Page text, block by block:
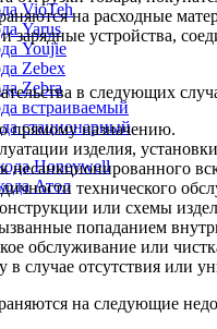
VioTeh
Yarus
Youjie
Zebex
Zebra
встраиваемый
стационарный
Honeywell
Атол
на расходные
зарядные устройства,
в следующих
прямому назначению.
изделия,
несанкционированного
технического
или схемы
попаданием
обслуживание или
случае отсутствия или
на следующие